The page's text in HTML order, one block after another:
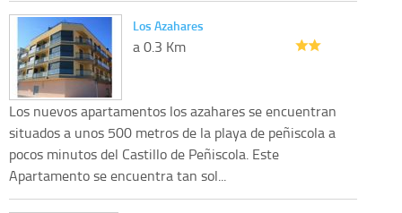
Los Azahares
a 0.3 Km
Los nuevos apartamentos los azahares se encuentran
situados a unos 500 metros de la playa de peñiscola a
pocos minutos del Castillo de Peñiscola. Este
Apartamento se encuentra tan sol...